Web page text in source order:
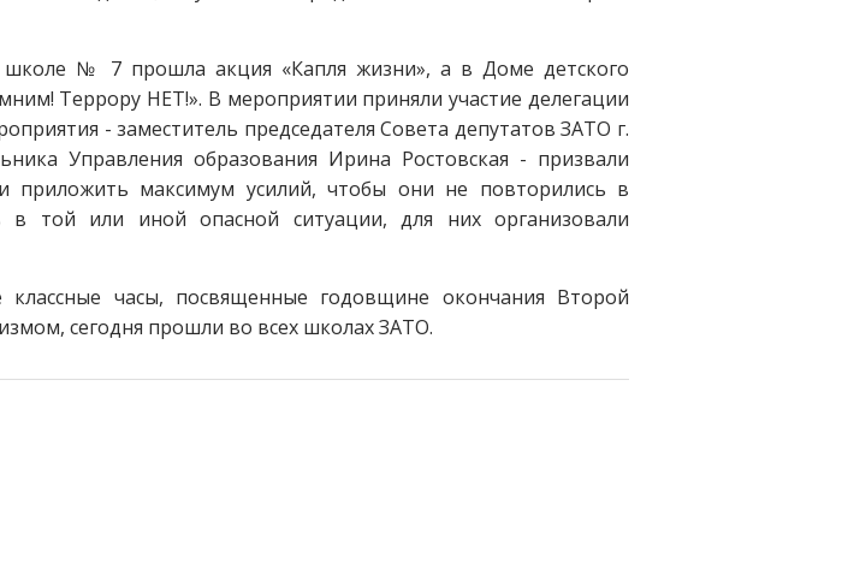
школе № 7 прошла акция «Капля жизни», а в Доме детского
Террору НЕТ!». В мероприятии приняли участие делегации
- заместитель председателя Совета депутатов ЗАТО г.
Управления образования Ирина Ростовская - призвали
максимум усилий, чтобы они не повторились в
той или иной опасной ситуации, для них организовали
часы, посвященные годовщине окончания Второй
сегодня прошли во всех школах ЗАТО.